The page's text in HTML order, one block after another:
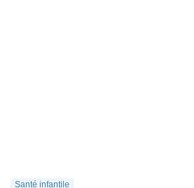
Santé infantile